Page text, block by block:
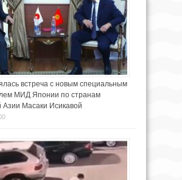
встреча с новым специальным
МИД Японии по странам
Азии Масаки Исикавой